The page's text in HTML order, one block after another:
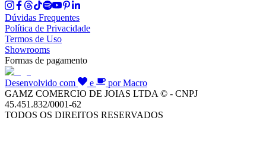
Dúvidas Frequentes
Política de Privacidade
Termos de Uso
Showrooms
Formas de pagamento
Desenvolvido com e
por Macro
GAMZ COMERCIO DE JOIAS LTDA © - CNPJ
45.451.832/0001-62
TODOS OS DIREITOS RESERVADOS